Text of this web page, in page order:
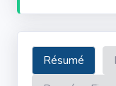
Résumé